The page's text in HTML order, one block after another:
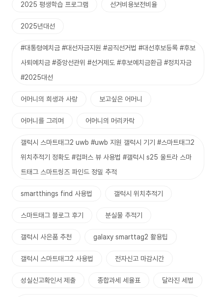
2025 평생학습 프로그램 선거비용보전비율
2025년대선
#대통령예치금 #대선자금지원 #공직선거법 #대선후보등록 #후보
사퇴예치금 #중앙선관위 #선거제도 #후보예치금환급 #정치자금
#2025대선
어머니의 희생과 사랑 보고싶은 어머니
어머니를 그리며 어머니의 머리카락
갤럭시 스마트태그2 uwb #uwb 지원 갤럭시 기기 #스마트태그2
위치추적기 정확도 #컴퍼스 뷰 사용법 #갤럭시 s25 울트라 스마
트태그 스마트씽즈 파인드 정밀 추적
smartthings find 사용법 갤럭시 위치추적기
스마트태그 블로그 후기 분실물 추적기
갤럭시 사은품 추천 galaxy smarttag2 활용팁
갤럭시 스마트태그2 사용법 전자신고 마감시간
성실신고확인서 제출 종합과세 세율표 달라진 세법